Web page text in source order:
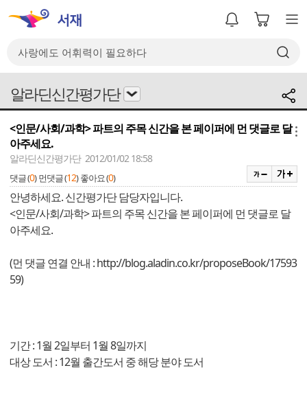
알라딘신간평가단
<인문/사회/과학> 파트의 주목 신간을 본 페이퍼에 먼 댓글로 달
아주세요.
알라딘신간평가단 2012/01/02 18:58
댓글 (0) 먼댓글 (12) 좋아요 (0)
안녕하세요. 신간평가단 담당자입니다.
<인문/사회/과학> 파트의 주목 신간을 본 페이퍼에 먼 댓글로 달
아주세요.
(먼 댓글 연결 안내 : http://blog.aladin.co.kr/proposeBook/17593
59)
기간 : 1월 2일부터 1월 8일까지
대상 도서 : 12월 출간도서 중 해당 분야 도서